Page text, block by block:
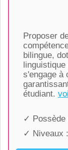
Proposer
bilingue,
s'engage à
étudiant.
✓ Possède
✓ Niveaux :